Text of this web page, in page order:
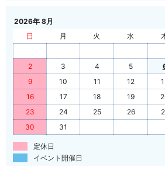
2026年 8月
日
月 火 水
2
3 4 5
9
10 11 12
16
17 18 19
23
24 25 26
30
31
定休日
イベント開催日